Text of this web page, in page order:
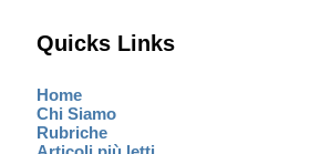
Quicks Links
Home
Chi Siamo
Rubriche